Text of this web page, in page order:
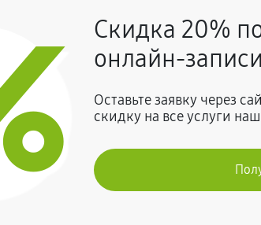
Скидка 20%
онлайн-
Оставьте заявку через
скидку на все услуги